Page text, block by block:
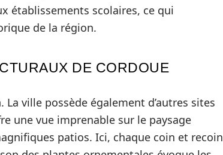
établissements scolaires, ce qui
de la région.
DE CORDOUE
ville possède également d’autres sites
une vue imprenable sur le paysage
patios. Ici, chaque coin et recoin